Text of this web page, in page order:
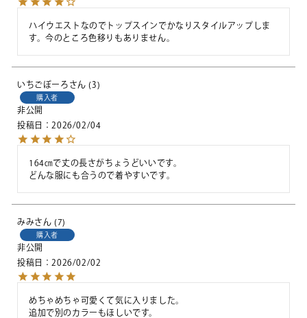
ハイウエストなのでトップスインでかなりスタイルアップしま
す。今のところ色移りもありません。
いちごぼーろ 3
購入者
非公開
投稿日
2026/02/04
164㎝で丈の長さがちょうどいいです。
どんな服にも合うので着やすいです。
みみ 7
購入者
非公開
投稿日
2026/02/02
めちゃめちゃ可愛くて気に入りました。
追加で別のカラーもほしいです。